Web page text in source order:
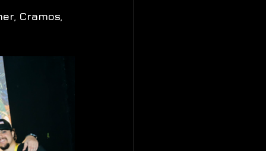
Cramos